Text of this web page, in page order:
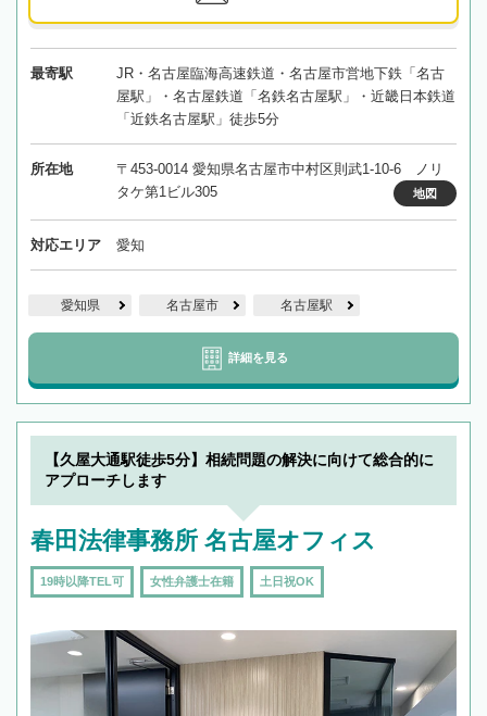
最寄駅
JR・名古屋臨海高速鉄道・名古屋市営地下鉄「名古
屋駅」・名古屋鉄道「名鉄名古屋駅」・近畿日本鉄道
「近鉄名古屋駅」徒歩5分
所在地
〒453-0014 愛知県名古屋市中村区則武1-10-6 ノリ
タケ第1ビル305
地図
対応エリア 愛知
愛知県 名古屋市 名古屋駅
詳細を見る
【久屋大通駅徒歩5分】相続問題の解決に向けて総合的に
アプローチします
春田法律事務所 名古屋オフィス
19時以降TEL可 女性弁護士在籍 土日祝OK